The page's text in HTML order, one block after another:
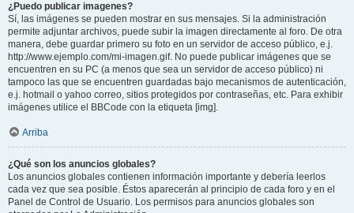
¿Puedo publicar imagenes?
Sí, las imágenes se pueden mostrar en sus mensajes. Si la administración
permite adjuntar archivos, puede subir la imagen directamente al foro. De otra
manera, debe guardar primero su foto en un servidor de acceso público, e.j.
http://www.ejemplo.com/mi-imagen.gif. No puede publicar imágenes que se
encuentren en su PC (a menos que sea un servidor de acceso público) ni
tampoco las que se encuentren guardadas bajo mecanismos de autenticación,
e.j. hotmail o yahoo correo, sitios protegidos por contraseñas, etc. Para exhibir
imágenes utilice el BBCode con la etiqueta [img].
Arriba
¿Qué son los anuncios globales?
Los anuncios globales contienen información importante y debería leerlos
cada vez que sea posible. Éstos aparecerán al principio de cada foro y en el
Panel de Control de Usuario. Los permisos para anuncios globales son